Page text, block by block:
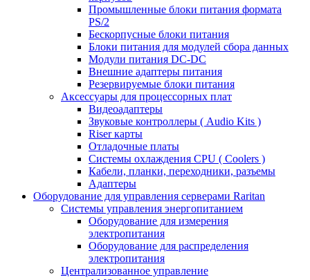
Промышленные блоки питания формата
PS/2
Бескорпусные блоки питания
Блоки питания для модулей сбора данных
Модули питания DC-DC
Внешние адаптеры питания
Резервируемые блоки питания
Аксессуары для процессорных плат
Видеоадаптеры
Звуковые контроллеры ( Audio Kits )
Riser карты
Отладочные платы
Системы охлаждения CPU ( Coolers )
Кабели, планки, переходники, разъемы
Адаптеры
Оборудование для управления серверами Raritan
Системы управления энергопитанием
Оборудование для измерения
электропитания
Оборудование для распределения
электропитания
Централизованное управление